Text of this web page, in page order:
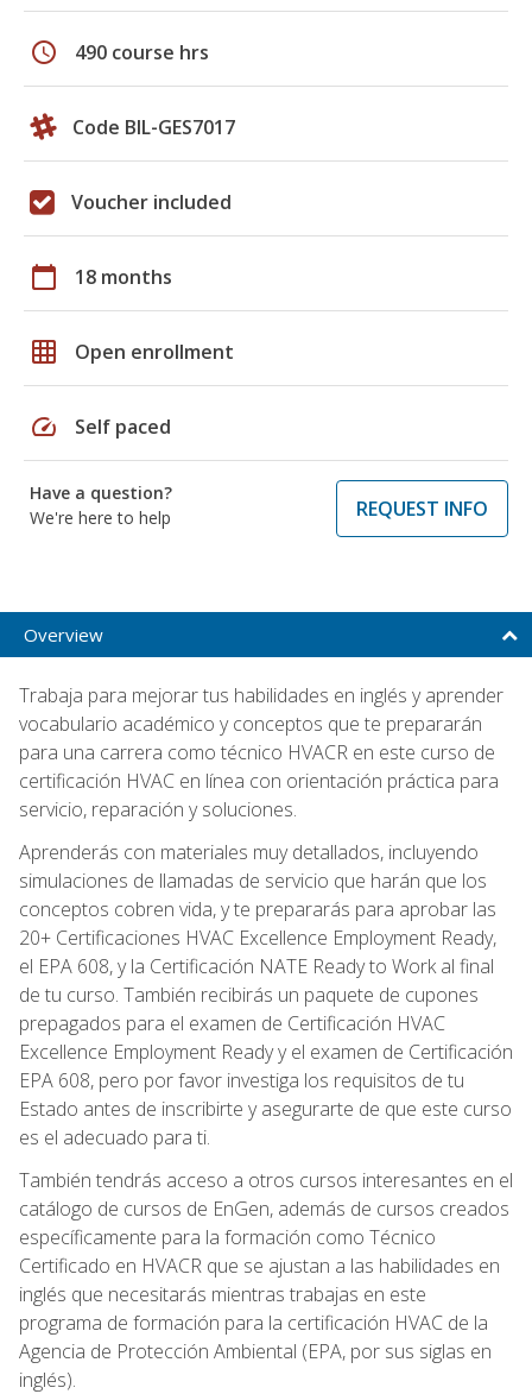
schedule 490 course hrs
Code BIL-GES7017
Voucher included
calendar_today 18 months
grid_on Open enrollment
speed Self paced
Have a question?
We're here to help
REQUEST INFO
Overview
Trabaja para mejorar tus habilidades en inglés y aprender
vocabulario académico y conceptos que te prepararán
para una carrera como técnico HVACR en este curso de
certificación HVAC en línea con orientación práctica para
servicio, reparación y soluciones.
Aprenderás con materiales muy detallados, incluyendo
simulaciones de llamadas de servicio que harán que los
conceptos cobren vida, y te prepararás para aprobar las
20+ Certificaciones HVAC Excellence Employment Ready,
el EPA 608, y la Certificación NATE Ready to Work al final
de tu curso. También recibirás un paquete de cupones
prepagados para el examen de Certificación HVAC
Excellence Employment Ready y el examen de Certificación
EPA 608, pero por favor investiga los requisitos de tu
Estado antes de inscribirte y asegurarte de que este curso
es el adecuado para ti.
También tendrás acceso a otros cursos interesantes en el
catálogo de cursos de EnGen, además de cursos creados
específicamente para la formación como Técnico
Certificado en HVACR que se ajustan a las habilidades en
inglés que necesitarás mientras trabajas en este
programa de formación para la certificación HVAC de la
Agencia de Protección Ambiental (EPA, por sus siglas en
inglés).